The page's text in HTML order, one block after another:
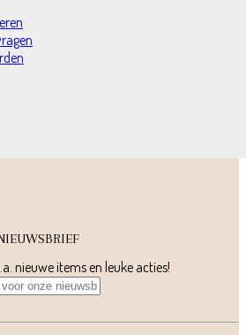
nieuwe items en leuke acties!